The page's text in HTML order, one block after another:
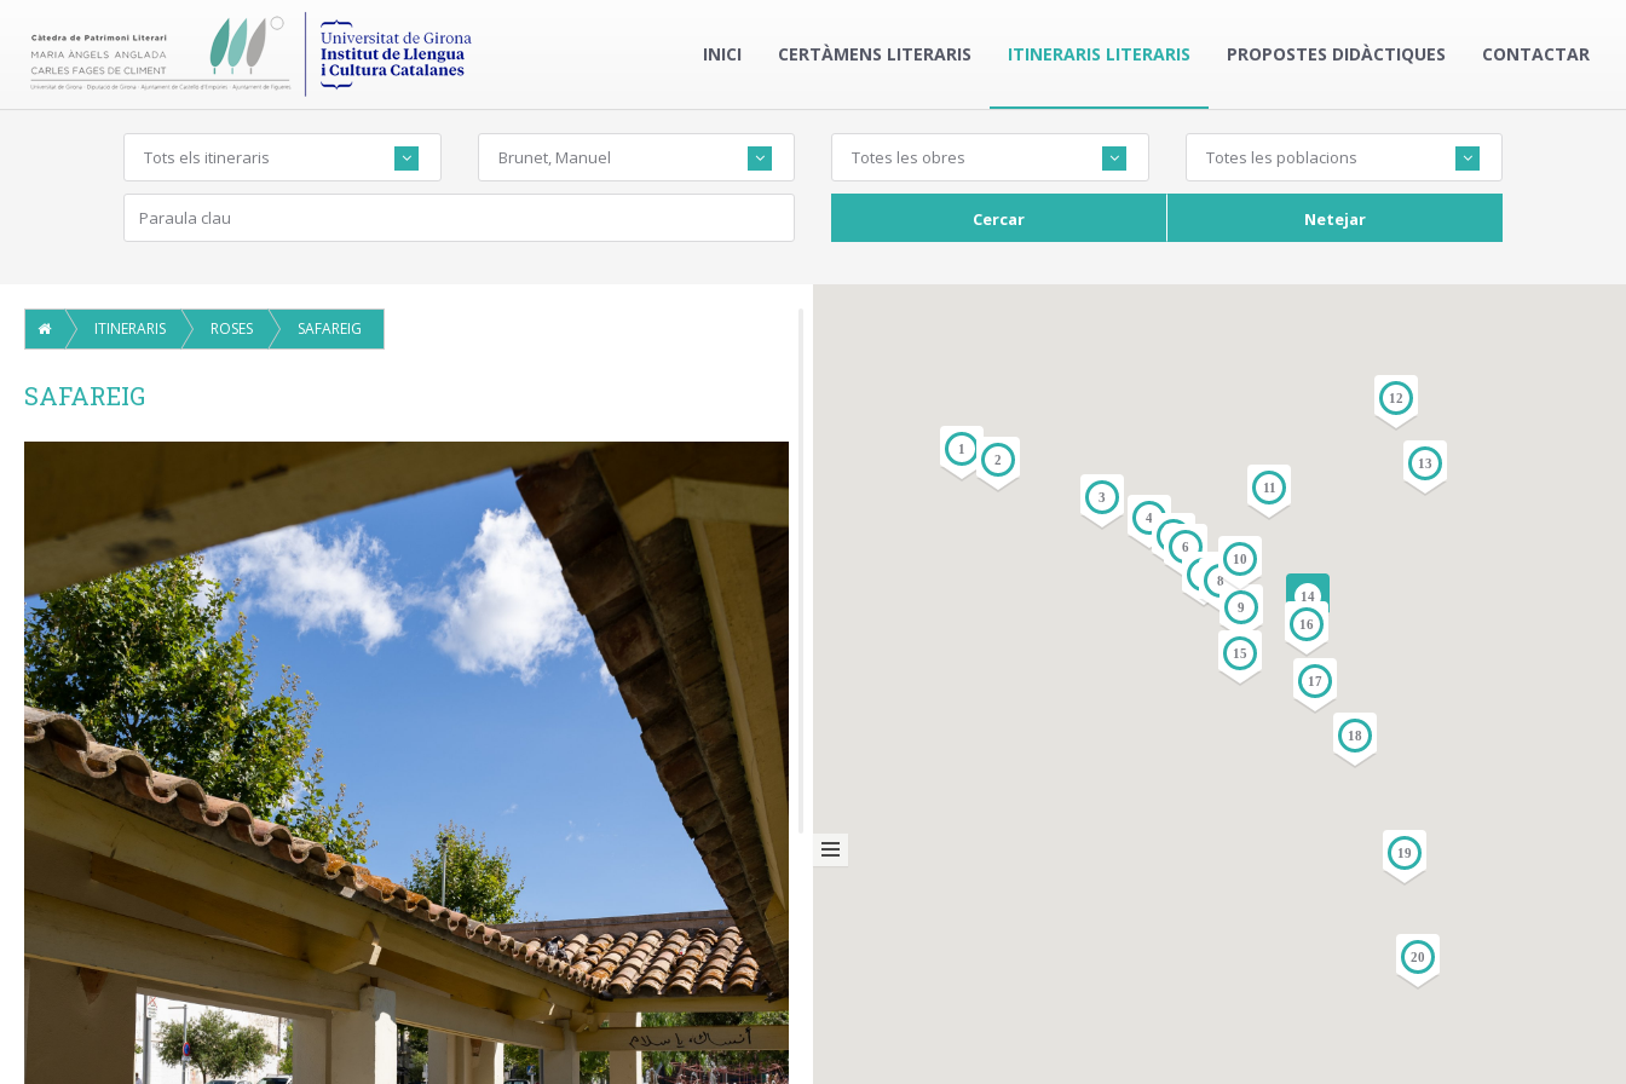
INICI CERTÀMENS LITERARIS ITINERARIS LITERARIS PROPOSTES DIDÀCTIQUES CONTACTAR
Tots els itineraris Brunet, Manuel Totes les obres Totes les poblacions
Cercar Netejar
1
2
3
4
5
6
7
8
9
10
11
12
13
14
15
16
17
18
19
20
ITINERARIS ROSES SAFAREIG
SAFAREIG